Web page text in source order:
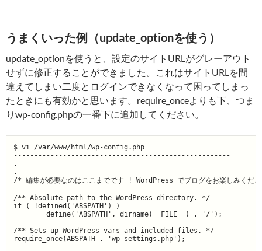
うまくいった例（update_optionを使う）
update_optionを使うと、設定のサイトURLがグレーアウト
せずに修正することができました。これはサイトURLを間
違えてしまい二度とログインできなくなって困ってしまっ
たときにも有効かと思います。require_onceよりも下、つま
りwp-config.phpの一番下に追加してください。
$ vi /var/www/html/wp-config.php
-----------------------------------------------------
.
.
/* 編集が必要なのはここまでです ! WordPress でブログをお楽しみくだ
/** Absolute path to the WordPress directory. */
if ( !defined('ABSPATH') )
        define('ABSPATH', dirname(__FILE__) . '/');
/** Sets up WordPress vars and included files. */
require_once(ABSPATH . 'wp-settings.php');